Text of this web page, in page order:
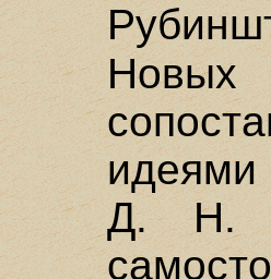
Новых
Д. Н.